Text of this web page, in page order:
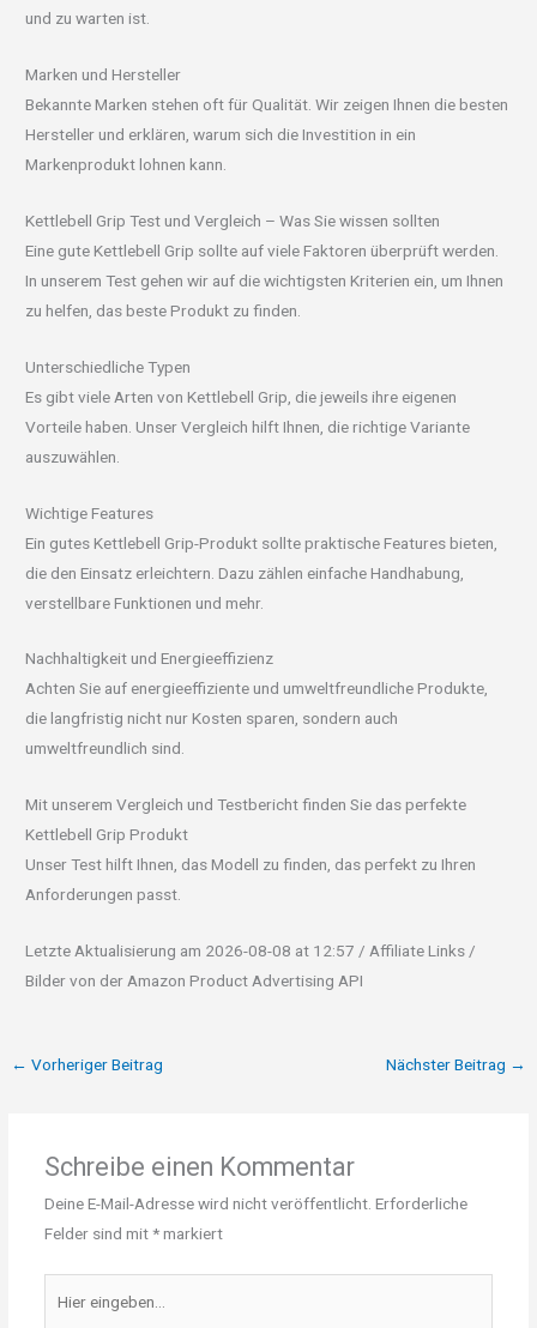
und zu warten ist.
Marken und Hersteller
Bekannte Marken stehen oft für Qualität. Wir zeigen Ihnen die besten
Hersteller und erklären, warum sich die Investition in ein
Markenprodukt lohnen kann.
Kettlebell Grip Test und Vergleich – Was Sie wissen sollten
Eine gute Kettlebell Grip sollte auf viele Faktoren überprüft werden.
In unserem Test gehen wir auf die wichtigsten Kriterien ein, um Ihnen
zu helfen, das beste Produkt zu finden.
Unterschiedliche Typen
Es gibt viele Arten von Kettlebell Grip, die jeweils ihre eigenen
Vorteile haben. Unser Vergleich hilft Ihnen, die richtige Variante
auszuwählen.
Wichtige Features
Ein gutes Kettlebell Grip-Produkt sollte praktische Features bieten,
die den Einsatz erleichtern. Dazu zählen einfache Handhabung,
verstellbare Funktionen und mehr.
Nachhaltigkeit und Energieeffizienz
Achten Sie auf energieeffiziente und umweltfreundliche Produkte,
die langfristig nicht nur Kosten sparen, sondern auch
umweltfreundlich sind.
Mit unserem Vergleich und Testbericht finden Sie das perfekte
Kettlebell Grip Produkt
Unser Test hilft Ihnen, das Modell zu finden, das perfekt zu Ihren
Anforderungen passt.
Letzte Aktualisierung am 2026-08-08 at 12:57 / Affiliate Links /
Bilder von der Amazon Product Advertising API
← Vorheriger Beitrag Nächster Beitrag →
Schreibe einen Kommentar
Deine E-Mail-Adresse wird nicht veröffentlicht. Erforderliche
Felder sind mit*markiert
eingeben…